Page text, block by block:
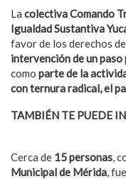
La colectiva Comando
Igualdad Sustantiva
favor de los derechos
intervención de un paso
como parte de la
con ternura radical, el
TAMBIÉN TE PUEDE
Cerca de 15 personas,
Municipal de Mérida,